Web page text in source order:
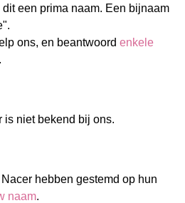
een prima naam. Een bijnaam
ons, en beantwoord enkele
is niet bekend bij ons.
hebben gestemd op hun
naam.